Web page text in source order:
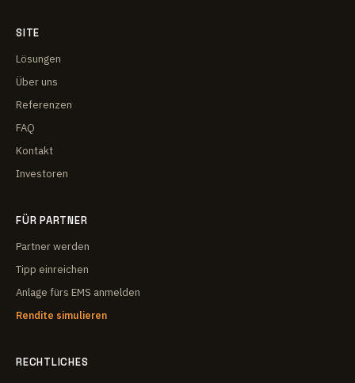
SITE
Lösungen
Über uns
Referenzen
FAQ
Kontakt
Investoren
FÜR PARTNER
Partner werden
Tipp einreichen
Anlage fürs EMS anmelden
Rendite simulieren
RECHTLICHES